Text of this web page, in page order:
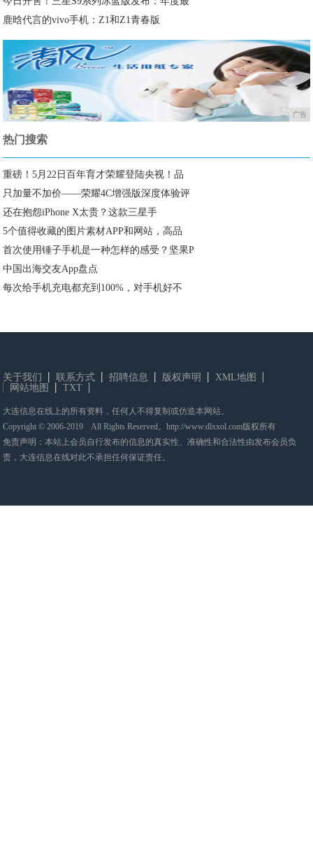
鹿晗代言的vivo手机：Z1和Z1青春版
广告
热门搜索
重磅！5月22日百年育才荣耀登陆央视！品
只加量不加价——荣耀4C增强版深度体验评
还在抱怨iPhone X太贵？这款三星手
5个值得收藏的图片素材APP和网站，高品
首次使用锤子手机是一种怎样的感受？坚果P
中国出海交友App盘点
每次给手机充电都充到100%，对手机好不
关于我们 联系方式 招聘信息 版权声明
XML地图
网站地图
TXT
大连信息在线上的所有资料，任何人不得复制或仿造本网站。
Copyright © 2006-2019 All Rights Reserved。http://www.dlxxol.com版权所有
免责声明：本站上会员自行发布的信息的真实性、准确性和合法性由发布会员负
责，大连信息在线对此不承担任何保证责任。